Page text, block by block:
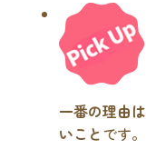
一番の理由
いことです。